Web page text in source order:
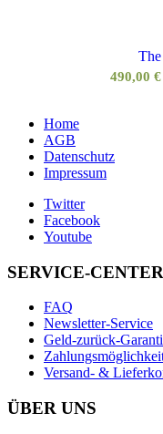
490,00 €
Home
AGB
Datenschutz
Impressum
Twitter
Facebook
Youtube
SERVICE-CENTER
FAQ
Newsletter-Service
Geld-zurück-
Versand- &
ÜBER UNS